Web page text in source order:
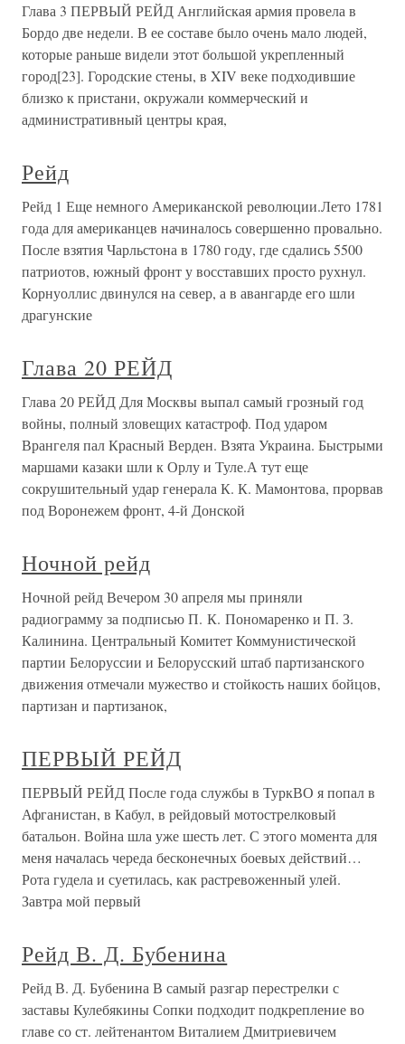
Глава 3 ПЕРВЫЙ РЕЙД Английская армия провела в
Бордо две недели. В ее составе было очень мало людей,
которые раньше видели этот большой укрепленный
город[23]. Городские стены, в XIV веке подходившие
близко к пристани, окружали коммерческий и
административный центры края,
Рейд
Рейд 1 Еще немного Американской революции.Лето 1781
года для американцев начиналось совершенно провально.
После взятия Чарльстона в 1780 году, где сдались 5500
патриотов, южный фронт у восставших просто рухнул.
Корнуоллис двинулся на север, а в авангарде его шли
драгунские
Глава 20 РЕЙД
Глава 20 РЕЙД Для Москвы выпал самый грозный год
войны, полный зловещих катастроф. Под ударом
Врангеля пал Красный Верден. Взята Украина. Быстрыми
маршами казаки шли к Орлу и Туле.А тут еще
сокрушительный удар генерала К. К. Мамонтова, прорвав
под Воронежем фронт, 4-й Донской
Ночной рейд
Ночной рейд Вечером 30 апреля мы приняли
радиограмму за подписью П. К. Пономаренко и П. З.
Калинина. Центральный Комитет Коммунистической
партии Белоруссии и Белорусский штаб партизанского
движения отмечали мужество и стойкость наших бойцов,
партизан и партизанок,
ПЕРВЫЙ РЕЙД
ПЕРВЫЙ РЕЙД После года службы в ТуркВО я попал в
Афганистан, в Кабул, в рейдовый мотострелковый
батальон. Война шла уже шесть лет. С этого момента для
меня началась череда бесконечных боевых действий…
Рота гудела и суетилась, как растревоженный улей.
Завтра мой первый
Рейд В. Д. Бубенина
Рейд В. Д. Бубенина В самый разгар перестрелки с
заставы Кулебякины Сопки подходит подкрепление во
главе со ст. лейтенантом Виталием Дмитриевичем